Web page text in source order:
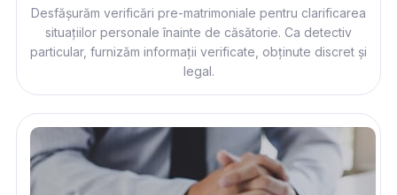
Desfășurăm verificări pre-matrimoniale pentru clarificarea
situațiilor personale înainte de căsătorie. Ca detectiv
particular, furnizăm informații verificate, obținute discret și
legal.